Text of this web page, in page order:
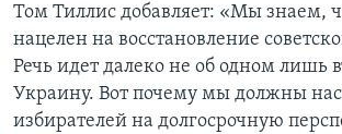
Том Тиллис добавляет: «Мы знаем,
нацелен на восстановление
Речь идет далеко не об одном лишь
Украину. Вот почему мы должны
избирателей на долгосрочную